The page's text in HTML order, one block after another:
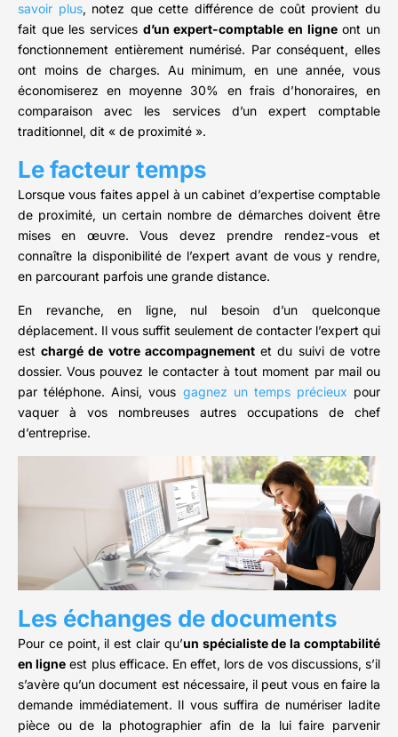
savoir plus, notez que cette différence de coût provient du
fait que les services d’un expert-comptable en ligneont un
fonctionnement entièrement numérisé. Par conséquent, elles
ont moins de charges. Au minimum, en une année, vous
économiserez en moyenne 30% en frais d’honoraires, en
comparaison avec les services d’un expert comptable
traditionnel, dit « de proximité ».
Le facteur temps
Lorsque vous faites appel à un cabinet d’expertise comptable
de proximité, un certain nombre de démarches doivent être
mises en œuvre. Vous devez prendre rendez-vous et
connaître la disponibilité de l’expert avant de vous y rendre,
en parcourant parfois une grande distance.
En revanche, en ligne, nul besoin d’un quelconque
déplacement. Il vous suffit seulement de contacter l’expert qui
estchargé de votre accompagnementet du suivi de votre
dossier. Vous pouvez le contacter à tout moment par mail ou
par téléphone. Ainsi, vous gagnez un temps précieux pour
vaquer à vos nombreuses autres occupations de chef
d’entreprise.
Les échanges de documents
Pour ce point, il est clair qu’un spécialiste de la comptabilité
en ligne est plus efficace. En effet, lors de vos discussions, s’il
s’avère qu’un document est nécessaire, il peut vous en faire la
demande immédiatement. Il vous suffira de numériser ladite
pièce ou de la photographier afin de la lui faire parvenir